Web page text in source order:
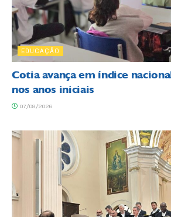
EDUCAÇÃO
Cotia avança em índice
nos anos iniciais
07/08/2026